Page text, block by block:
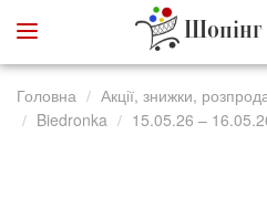
Шопінг
Головна
Акції, знижки,
Biedronka
15.05.26 –